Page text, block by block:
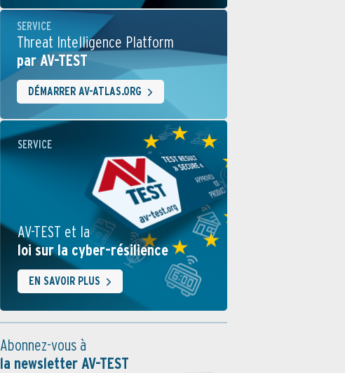
SERVICE
Threat Intelligence Platform
par AV-TEST
DÉMARRER AV-ATLAS.ORG
SERVICE
AV-TEST et la
loi sur la cyber-résilience
EN SAVOIR PLUS
Abonnez-vous à
la newsletter AV-TEST